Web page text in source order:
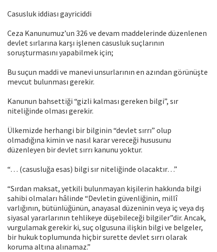
Casusluk iddiası gayriciddi
Ceza Kanunumuz’un 326 ve devam maddelerinde düzenlenen
devlet sırlarına karşı işlenen casusluk suçlarının
soruşturmasını yapabilmek için;
Bu suçun maddi ve manevi unsurlarının en azından görünüşte
mevcut bulunması gerekir.
Kanunun bahsettiği “gizli kalması gereken bilgi”, sır
niteliğinde olması gerekir.
Ülkemizde herhangi bir bilginin “devlet sırrı” olup
olmadığına kimin ve nasıl karar vereceği hususunu
düzenleyen bir devlet sırrı kanunu yoktur.
“… (casusluğa esas) bilgi sır niteliğinde olacaktır…”
“Sırdan maksat, yetkili bulunmayan kişilerin hakkında bilgi
sahibi olmaları hâlinde “Devletin güvenliğinin, millî
varlığının, bütünlüğünün, anayasal düzeninin veya iç veya dış
siyasal yararlarının tehlikeye düşebileceği bilgiler”dir. Ancak,
vurgulamak gerekir ki, suç olgusuna ilişkin bilgi ve belgeler,
bir hukuk toplumunda hiçbir surette devlet sırrı olarak
koruma altına alınamaz.”